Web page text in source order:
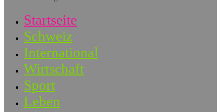
Startseite
Schweiz
International
Wirtschaft
Sport
Leben